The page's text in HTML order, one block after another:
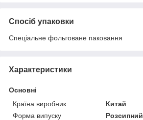
Спосіб упаковки
Спеціальне фольговане паковання
Характеристики
Основні
Країна виробник
Китай
Форма випуску
Розсипний